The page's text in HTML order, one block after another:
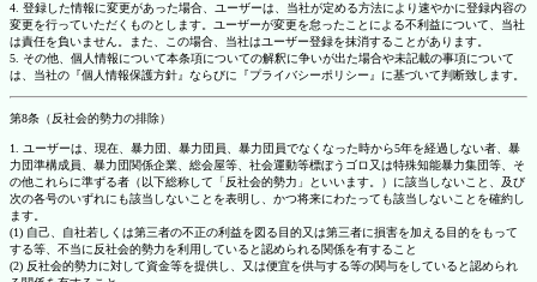
4. 登録した情報に変更があった場合、ユーザーは、当社が定める方法により速やかに登録内容の
変更を行っていただくものとします。ユーザーが変更を怠ったことによる不利益について、当社
は責任を負いません。また、この場合、当社はユーザー登録を抹消することがあります。
5. その他、個人情報について本条項についての解釈に争いが出た場合や未記載の事項について
は、当社の『個人情報保護方針』ならびに『プライバシーポリシー』に基づいて判断致します。
第8条（反社会的勢力の排除）
1. ユーザーは、現在、暴力団、暴力団員、暴力団員でなくなった時から5年を経過しない者、暴
力団準構成員、暴力団関係企業、総会屋等、社会運動等標ぼうゴロ又は特殊知能暴力集団等、そ
の他これらに準ずる者（以下総称して「反社会的勢力」といいます。）に該当しないこと、及び
次の各号のいずれにも該当しないことを表明し、かつ将来にわたっても該当しないことを確約し
ます。
(1) 自己、自社若しくは第三者の不正の利益を図る目的又は第三者に損害を加える目的をもって
する等、不当に反社会的勢力を利用していると認められる関係を有すること
(2) 反社会的勢力に対して資金等を提供し、又は便宜を供与する等の関与をしていると認められ